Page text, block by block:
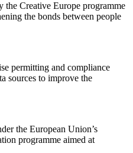
the Creative Europe programme
the bonds between people
permitting and compliance
sources to improve the
the European Union’s
programme aimed at